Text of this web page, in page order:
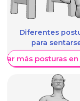
Diferentes
para
más posturas